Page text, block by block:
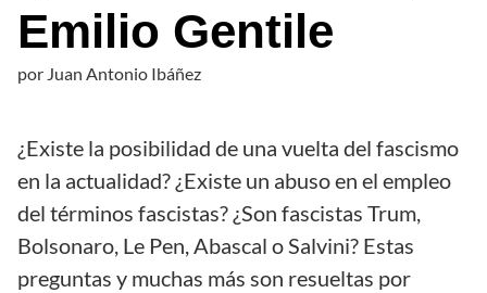
Emilio Gentile
por Juan Antonio Ibáñez
¿Existe la posibilidad de una vuelta del fascismo
en la actualidad? ¿Existe un abuso en el empleo
del términos fascistas? ¿Son fascistas Trum,
Bolsonaro, Le Pen, Abascal o Salvini? Estas
preguntas y muchas más son resueltas por